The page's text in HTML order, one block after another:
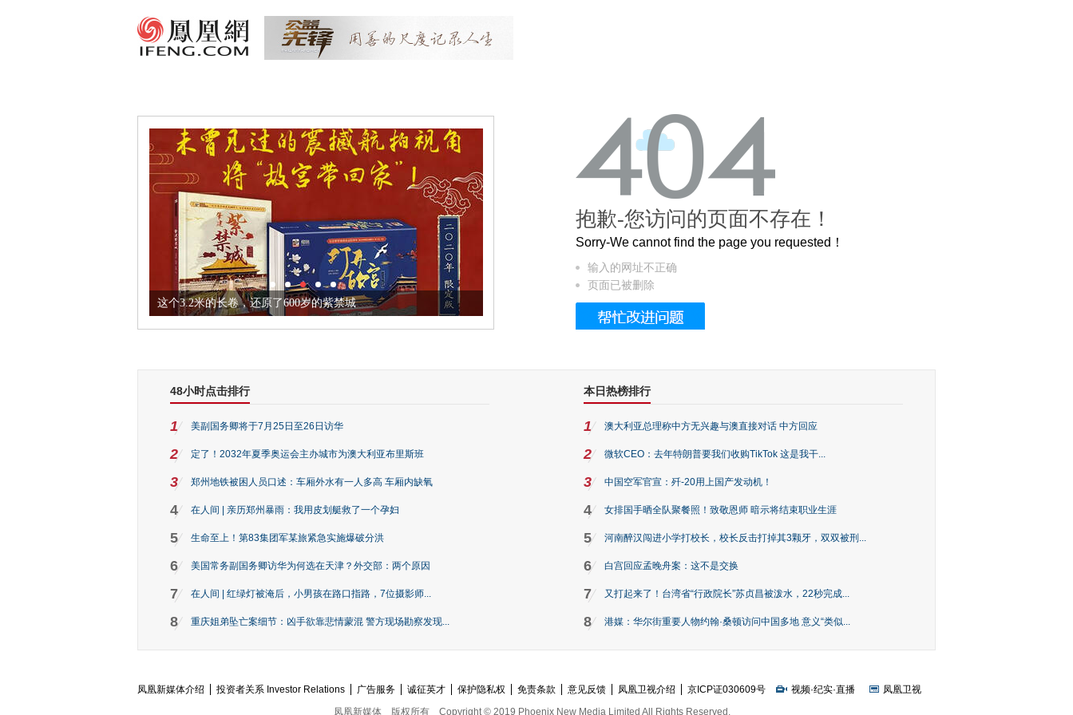
这个3.2米的长卷，还原了600岁的紫禁城 曲奇届的“爱马仕”把你的爱封在罐子里送给TA
抱歉-您访问的页面不存在！
Sorry-We cannot find the page you requested！
输入的网址不正确
页面已被删除
48小时点击排行
1 美副国务卿将于7月25日至26日访华
2 定了！2032年夏季奥运会主办城市为澳大利亚布里斯班
3 郑州地铁被困人员口述：车厢外水有一人多高 车厢内缺氧
4 在人间 | 亲历郑州暴雨：我用皮划艇救了一个孕妇
5 生命至上！第83集团军某旅紧急实施爆破分洪
6 美国常务副国务卿访华为何选在天津？外交部：两个原因
7 在人间 | 红绿灯被淹后，小男孩在路口指路，7位摄影师...
8 重庆姐弟坠亡案细节：凶手欲靠悲情蒙混 警方现场勘察发现...
本日热榜排行
1 澳大利亚总理称中方无兴趣与澳直接对话 中方回应
2 微软CEO：去年特朗普要我们收购TikTok 这是我干...
3 中国空军官宣：歼-20用上国产发动机！
4 女排国手晒全队聚餐照！致敬恩师 暗示将结束职业生涯
5 河南醉汉闯进小学打校长，校长反击打掉其3颗牙，双双被刑...
6 白宫回应孟晚舟案：这不是交换
7 又打起来了！台湾省“行政院长”苏贞昌被泼水，22秒完成...
8 港媒：华尔街重要人物约翰·桑顿访问中国多地 意义“类似...
凤凰新媒体介绍 投资者关系 Investor Relations 广告服务 诚征英才 保护隐私权 免责条款 意见反馈 凤凰卫视介绍 京ICP证030609号 视频·纪实·直播
凤凰卫视
凤凰新媒体
版权所有 Copyright © 2019 Phoenix New Media Limited All Rights Reserved.